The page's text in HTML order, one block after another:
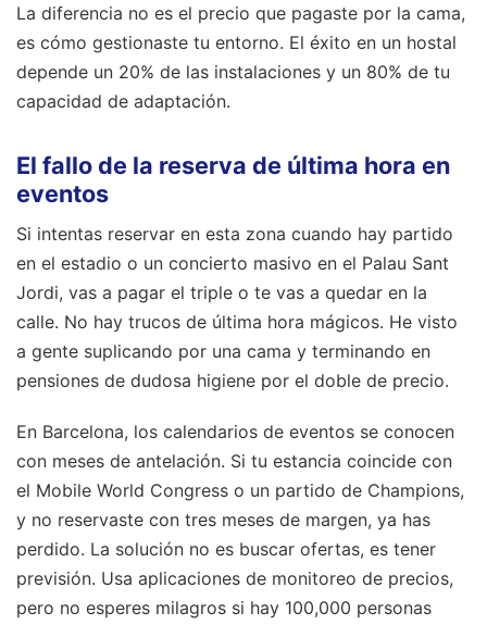
La diferencia no es el precio que pagaste por la cama,
es cómo gestionaste tu entorno. El éxito en un hostal
depende un 20% de las instalaciones y un 80% de tu
capacidad de adaptación.
El fallo de la reserva de última hora en
eventos
Si intentas reservar en esta zona cuando hay partido
en el estadio o un concierto masivo en el Palau Sant
Jordi, vas a pagar el triple o te vas a quedar en la
calle. No hay trucos de última hora mágicos. He visto
a gente suplicando por una cama y terminando en
pensiones de dudosa higiene por el doble de precio.
En Barcelona, los calendarios de eventos se conocen
con meses de antelación. Si tu estancia coincide con
el Mobile World Congress o un partido de Champions,
y no reservaste con tres meses de margen, ya has
perdido. La solución no es buscar ofertas, es tener
previsión. Usa aplicaciones de monitoreo de precios,
pero no esperes milagros si hay 100,000 personas